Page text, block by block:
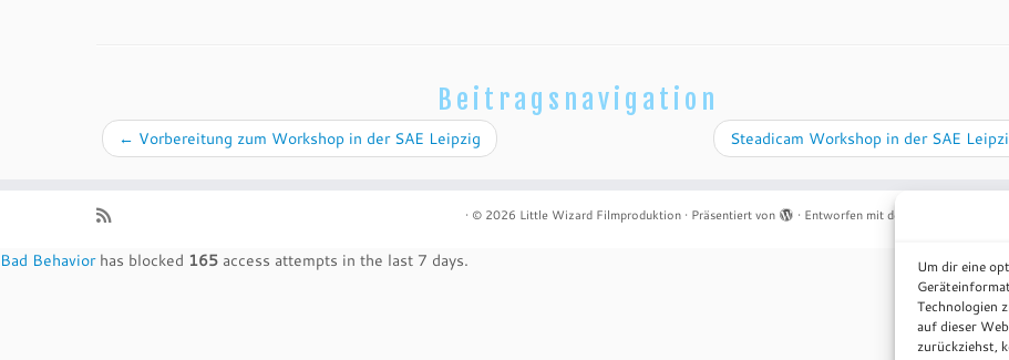
Um dir eine
Technologien
auf dieser
zurückziehst,
Beitragsnavigation
← Vorbereitung zum Workshop in der SAE Leipzig Steadicam Workshop in der SAE
· © 2026 Little Wizard Filmproduktion · Präsentiert von · Entworfen mit dem
Bad Behaviorhas blocked 165 access attempts in the last 7 days.